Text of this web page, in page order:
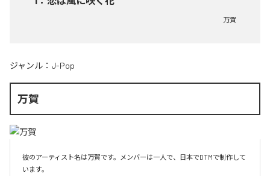
万賀
ジャンル： J-Pop
万賀
彼のアーティスト名は万賀です。メンバーは一人で、日本でDTMで制作して
います。